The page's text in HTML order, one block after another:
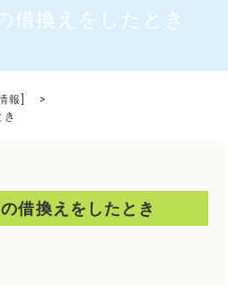
借換えをしたとき
報
き
借換えをしたとき